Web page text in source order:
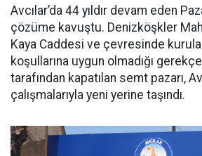
Avcılar’da 44 yıldır devam eden
çözüme kavuştu. Denizköşkler
Kaya Caddesi ve çevresinde
koşullarına uygun olmadığı
tarafından kapatılan semt pazarı,
çalışmalarıyla yeni yerine taşındı.